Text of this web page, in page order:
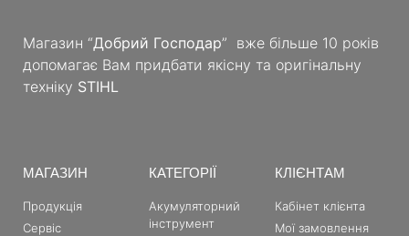
Магазин “Добрий Господар” вже більше 10 років
допомагає Вам придбати якісну та оригінальну
техніку STIHL
МАГАЗИН
Продукція
Сервіс
КАТЕГОРІЇ
Акумуляторний
інструмент
КЛІЄНТАМ
Кабінет клієнта
Мої замовлення